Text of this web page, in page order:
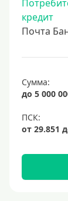
Почта
Сумма:
до 5 000